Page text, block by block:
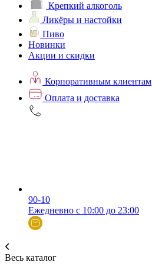
Крепкий алкоголь
Ликёры и настойки
Пиво
Новинки
Акции и скидки
Корпоративным клиентам
Оплата и доставка
90-10
Ежедневно с 10:00 до 23:00
Весь каталог